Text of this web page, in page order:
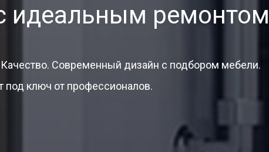
идеальным ремонтом
Современный дизайн с подбором мебели.
под ключ от профессионалов.